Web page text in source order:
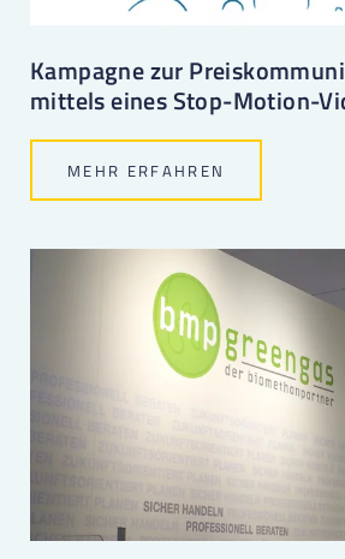
Kampagne zur
mittels eines Stop-Motion-
MEHR ERFAHREN